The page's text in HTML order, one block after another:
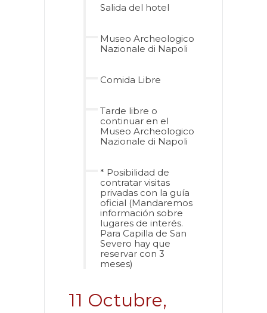
Salida del hotel
Museo Archeologico
Nazionale di Napoli
Comida Libre
Tarde libre o
continuar en el
Museo Archeologico
Nazionale di Napoli
* Posibilidad de
contratar visitas
privadas con la guía
oficial (Mandaremos
información sobre
lugares de interés.
Para Capilla de San
Severo hay que
reservar con 3
meses)
11 Octubre,